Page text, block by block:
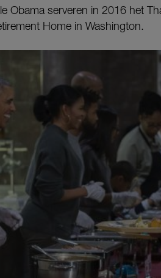
Obama serveren in 2016 het
Home in Washington.